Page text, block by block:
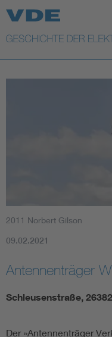
Top Themen
Weitere Themen
2011 Norbert Gilson
09.02.2021
Antennenträger
Schleusenstraße,
Der »Antennenträger